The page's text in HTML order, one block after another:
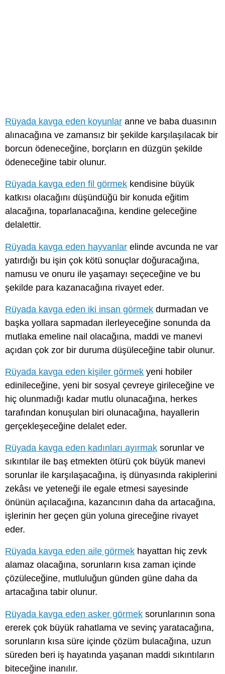
Rüyada kavga eden koyunlar anne ve baba duasının
alınacağına ve zamansız bir şekilde karşılaşılacak bir
borcun ödeneceğine, borçların en düzgün şekilde
ödeneceğine tabir olunur.
Rüyada kavga eden fil görmek kendisine büyük
katkısı olacağını düşündüğü bir konuda eğitim
alacağına, toparlanacağına, kendine geleceğine
delalettir.
Rüyada kavga eden hayvanlar elinde avcunda ne var
yatırdığı bu işin çok kötü sonuçlar doğuracağına,
namusu ve onuru ile yaşamayı seçeceğine ve bu
şekilde para kazanacağına rivayet eder.
Rüyada kavga eden iki insan görmek durmadan ve
başka yollara sapmadan ilerleyeceğine sonunda da
mutlaka emeline nail olacağına, maddi ve manevi
açıdan çok zor bir duruma düşüleceğine tabir olunur.
Rüyada kavga eden kişiler görmek yeni hobiler
edinileceğine, yeni bir sosyal çevreye girileceğine ve
hiç olunmadığı kadar mutlu olunacağına, herkes
tarafından konuşulan biri olunacağına, hayallerin
gerçekleşeceğine delalet eder.
Rüyada kavga eden kadınları ayırmak sorunlar ve
sıkıntılar ile baş etmekten ötürü çok büyük manevi
sorunlar ile karşılaşacağına, iş dünyasında rakiplerini
zekâsı ve yeteneği ile egale etmesi sayesinde
önünün açılacağına, kazancının daha da artacağına,
işlerinin her geçen gün yoluna gireceğine rivayet
eder.
Rüyada kavga eden aile görmek hayattan hiç zevk
alamaz olacağına, sorunların kısa zaman içinde
çözüleceğine, mutluluğun günden güne daha da
artacağına tabir olunur.
Rüyada kavga eden asker görmek sorunlarının sona
ererek çok büyük rahatlama ve sevinç yaratacağına,
sorunların kısa süre içinde çözüm bulacağına, uzun
süreden beri iş hayatında yaşanan maddi sıkıntıların
biteceğine inanılır.